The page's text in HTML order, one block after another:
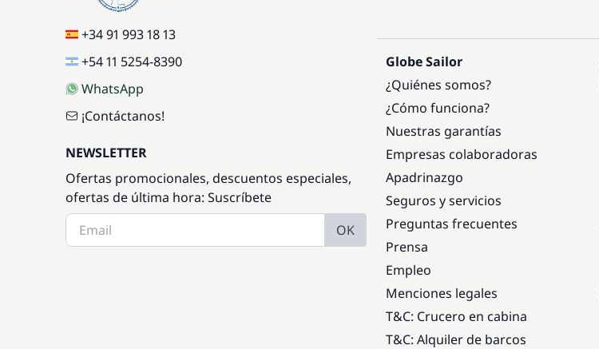
+34 91 993 18 13
+54 11 5254-8390
WhatsApp
¡Contáctanos!
NEWSLETTER
Ofertas promocionales, descuentos especiales,
ofertas de última hora: Suscríbete
OK
Globe Sailor
¿Quiénes somos?
¿Cómo funciona?
Nuestras garantías
Empresas colaboradoras
Apadrinazgo
Seguros y servicios
Preguntas frecuentes
Prensa
Empleo
Menciones legales
T&C: Crucero en cabina
T&C: Alquiler de barcos